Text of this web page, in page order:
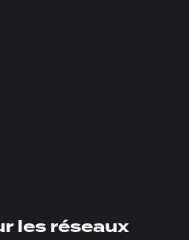
les réseaux